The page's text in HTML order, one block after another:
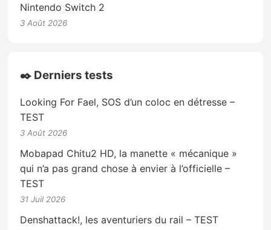
Nintendo Switch 2
3 Août 2026
✒️ Derniers tests
Looking For Fael, SOS d’un coloc en détresse –
TEST
3 Août 2026
Mobapad Chitu2 HD, la manette « mécanique »
qui n’a pas grand chose à envier à l’officielle –
TEST
31 Juil 2026
Denshattack!, les aventuriers du rail – TEST